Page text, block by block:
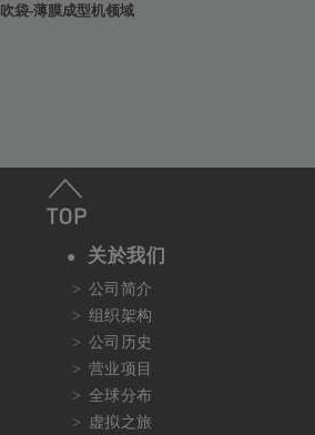
吹袋-薄膜成型机领域
关於我们
公司简介
组织架构
公司历史
营业项目
全球分布
虚拟之旅